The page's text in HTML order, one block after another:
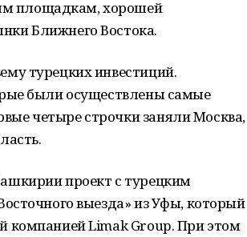
площадкам, хорошей
Ближнего Востока.
турецких инвестиций.
были осуществлены самые
четыре строчки заняли Москва,
проект с турецким
выезда» из Уфы, который
компанией Limak Group. При этом